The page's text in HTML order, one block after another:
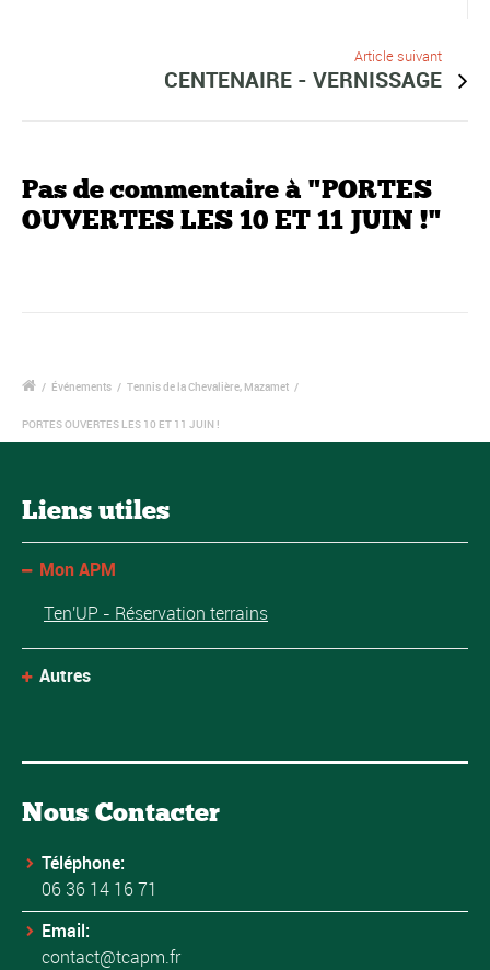
Article suivant
CENTENAIRE - VERNISSAGE
Pas de commentaire à "PORTES
OUVERTES LES 10 ET 11 JUIN !"
/ Événements / Tennis de la Chevalière, Mazamet /
PORTES OUVERTES LES 10 ET 11 JUIN !
Liens utiles
Mon APM
Ten'UP - Réservation terrains
Autres
Nous Contacter
Téléphone:
06 36 14 16 71
Email:
contact@tcapm.fr